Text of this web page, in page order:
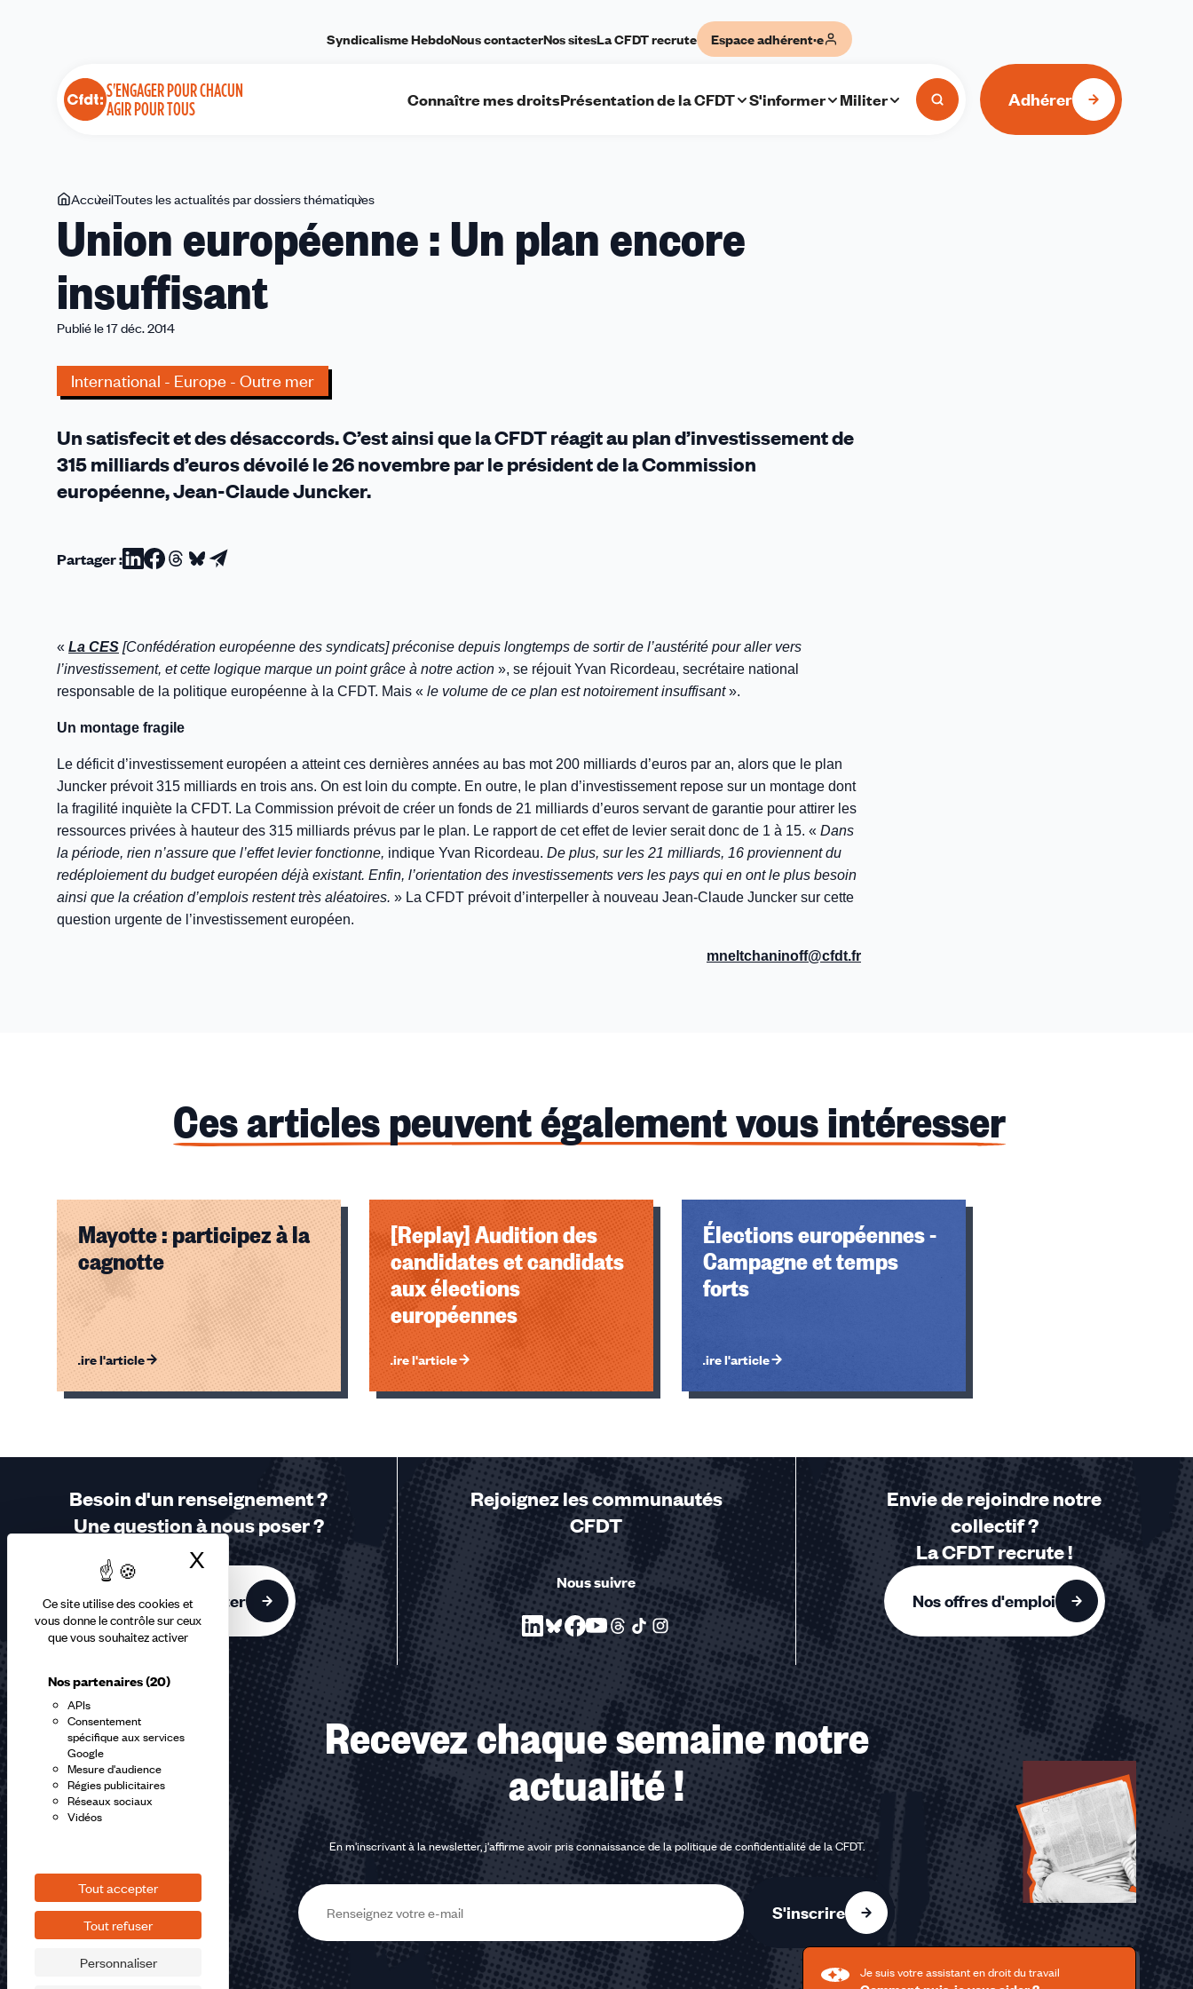
Ce site utilise des cookies et
vous donne le contrôle sur ceux
que vous souhaitez activer
Nos partenaires(20)
APIs
Consentement
spécifique aux services
Google
Mesure d'audience
Régies publicitaires
Réseaux sociaux
Vidéos
Tout accepter
Tout refuser
Personnaliser
X Masquer le bandeau des cookies
S'ENGAGER POUR CHACUN
AGIR POUR TOUS
Syndicalisme HebdoNous contacterNos sitesLa CFDT recrute Espace adhérent·e
Connaître mes droitsPrésentation de la CFDT S'informer Militer Adhérer
Vous
êtes
ici
AccueilToutes les actualités par dossiers thématiques
européenne
:
Union européenne : Un plan encore
insuffisant
Publié le 17 déc. 2014
International - Europe - Outre mer
Un satisfecit et des désaccords. C’est ainsi que la CFDT réagit au plan d’investissement de
315 milliards d’euros dévoilé le 26 novembre par le président de la Commission
européenne, Jean-Claude Juncker.
Partager :Partager
Partager
Partager
Partager
Partager
« La CES [Confédération européenne des syndicats] préconise depuis longtemps de sortir de l’austérité pour aller vers
l’investissement, et cette logique marque un point grâce à notre action », se réjouit Yvan Ricordeau, secrétaire national
responsable de la politique européenne à la CFDT. Mais « le volume de ce plan est notoirement insuffisant».
Un montage fragile
Le déficit d’investissement européen a atteint ces dernières années au bas mot 200 milliards d’euros par an, alors que le plan
Juncker prévoit 315 milliards en trois ans. On est loin du compte. En outre, le plan d’investissement repose sur un montage dont
la fragilité inquiète la CFDT. La Commission prévoit de créer un fonds de 21 milliards d’euros servant de garantie pour attirer les
ressources privées à hauteur des 315 milliards prévus par le plan. Le rapport de cet effet de levier serait donc de 1 à 15. « Dans
la période, rien n’assure que l’effet levier fonctionne, indique Yvan Ricordeau. De plus, sur les 21 milliards, 16 proviennent du
redéploiement du budget européen déjà existant. Enfin, l’orientation des investissements vers les pays qui en ont le plus besoin
ainsi que la création d’emplois restent très aléatoires. » La CFDT prévoit d’interpeller à nouveau Jean-Claude Juncker sur cette
question urgente de l’investissement européen.
mneltchaninoff@cfdt.fr
Ces articles peuvent également vous intéresser
Mayotte : participez à la
cagnotte
Lire l'article
[Replay] Audition des
candidates et candidats
aux élections
européennes
Lire l'article
Élections européennes -
Campagne et temps
forts
Lire l'article
Éléments
accessibles
Besoin d'un renseignement ?
Une question à nous poser ?
Nous contacter
Rejoignez les communautés
CFDT
Nous suivre
Envie de rejoindre notre
collectif ?
La CFDT recrute !
Nos offres d'emploi
Recevez chaque semaine notre
actualité !
En m'inscrivant à la newsletter, j'affirme avoir pris connaissance de lapolitique de confidentialité de la CFDT.
E-
mail
S'inscrire
Je suis votre assistant en droit du travail